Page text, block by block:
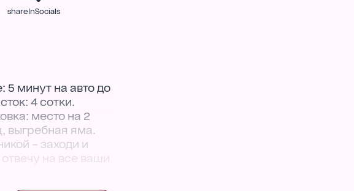
shareInSocials
минут на авто до
4 сотки.
место на 2
выгребная яма.
– заходи и
на все ваши